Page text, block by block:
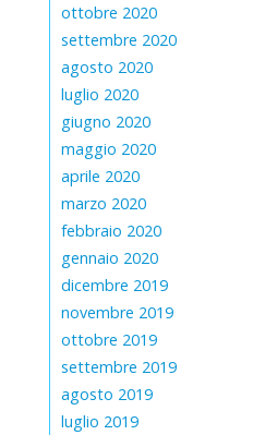
ottobre 2020
settembre 2020
agosto 2020
luglio 2020
giugno 2020
maggio 2020
aprile 2020
marzo 2020
febbraio 2020
gennaio 2020
dicembre 2019
novembre 2019
ottobre 2019
settembre 2019
agosto 2019
luglio 2019